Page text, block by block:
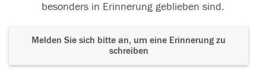
besonders in Erinnerung geblieben sind.
Melden Sie sich bitte an, um eine Erinnerung zu
schreiben